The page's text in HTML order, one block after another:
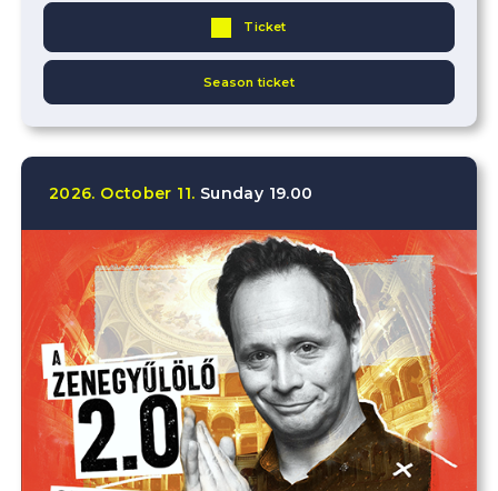
Ticket
Season ticket
2026. October 11. Sunday 19.00